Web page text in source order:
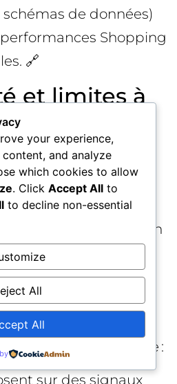
de données)
Shopping
🔗
et limites à
insights IA dans
dans
notamment
en Australie, en
avec un
prévu. Selon
et volume de
métriques peuvent
Gardez en tête :
sur des signaux
your experience,
and analyze
which cookies to allow
. Click Accept All to
to decline non-essential
All
All